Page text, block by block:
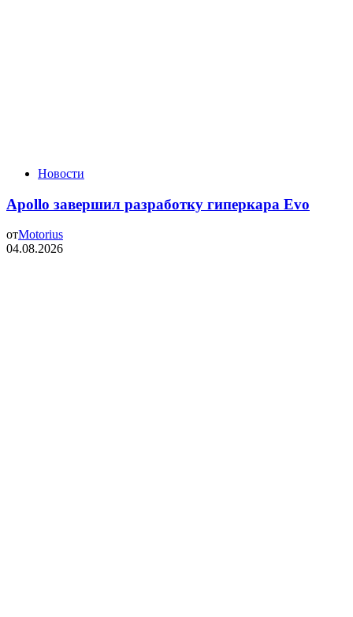
Новости
Apollo завершил разработку гиперкара Evo
отMotorius
04.08.2026